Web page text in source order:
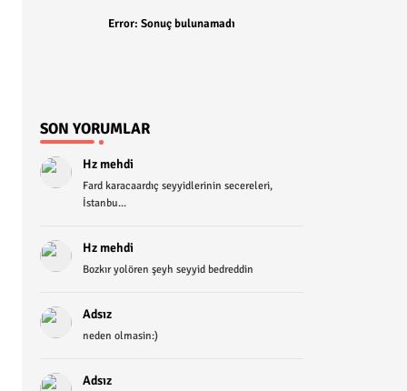
Error: Sonuç bulunamadı
SON YORUMLAR
Hz mehdi
Fard karacaardıç seyyidlerinin secereleri,
İstanbu...
Hz mehdi
Bozkır yolören şeyh seyyid bedreddin
Adsız
neden olmasin:)
Adsız